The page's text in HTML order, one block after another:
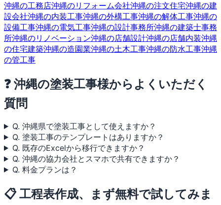
沖縄の工務店沖縄のリフォーム会社沖縄の注文住宅沖縄の建
設会社沖縄の内装工事沖縄の外構工事沖縄の解体工事沖縄の
設備工事沖縄の電気工事沖縄の設計事務所沖縄の建築士事務
所沖縄のリノベーション沖縄の店舗設計沖縄の店舗内装沖縄
の住宅建築沖縄の造園業沖縄の土木工事沖縄の防水工事沖縄
の管工事
❓ 沖縄の塗装工事様からよくいただく
質問
Q. 沖縄県で塗装工事として使えますか？
Q. 塗装工事のテンプレートはありますか？
Q. 既存のExcelから移行できますか？
Q. 沖縄の協力会社とスマホで共有できますか？
Q. 料金プランは？
📋 工程表作成、まず無料で試してみま